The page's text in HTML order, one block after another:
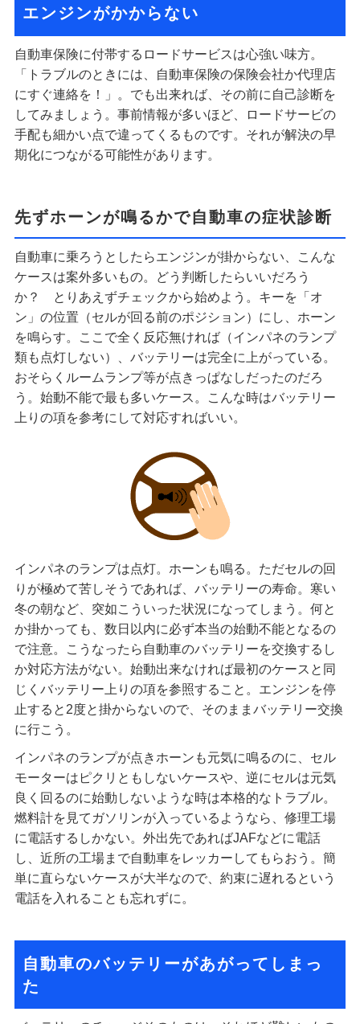
エンジンがかからない
自動車保険に付帯するロードサービスは心強い味方。
「トラブルのときには、自動車保険の保険会社か代理店
にすぐ連絡を！」。でも出来れば、その前に自己診断を
してみましょう。事前情報が多いほど、ロードサービの
手配も細かい点で違ってくるものです。それが解決の早
期化につながる可能性があります。
先ずホーンが鳴るかで自動車の症状診断
自動車に乗ろうとしたらエンジンが掛からない、こんな
ケースは案外多いもの。どう判断したらいいだろう
か？ とりあえずチェックから始めよう。キーを「オ
ン」の位置（セルが回る前のポジション）にし、ホーン
を鳴らす。ここで全く反応無ければ（インパネのランプ
類も点灯しない）、バッテリーは完全に上がっている。
おそらくルームランプ等が点きっぱなしだったのだろ
う。始動不能で最も多いケース。こんな時はバッテリー
上りの項を参考にして対応すればいい。
インパネのランプは点灯。ホーンも鳴る。ただセルの回
りが極めて苦しそうであれば、バッテリーの寿命。寒い
冬の朝など、突如こういった状況になってしまう。何と
か掛かっても、数日以内に必ず本当の始動不能となるの
で注意。こうなったら自動車のバッテリーを交換するし
か対応方法がない。始動出来なければ最初のケースと同
じくバッテリー上りの項を参照すること。エンジンを停
止すると2度と掛からないので、そのままバッテリー交換
に行こう。
インパネのランプが点きホーンも元気に鳴るのに、セル
モーターはピクリともしないケースや、逆にセルは元気
良く回るのに始動しないような時は本格的なトラブル。
燃料計を見てガソリンが入っているようなら、修理工場
に電話するしかない。外出先であればJAFなどに電話
し、近所の工場まで自動車をレッカーしてもらおう。簡
単に直らないケースが大半なので、約束に遅れるという
電話を入れることも忘れずに。
自動車のバッテリーがあがってしまっ
た